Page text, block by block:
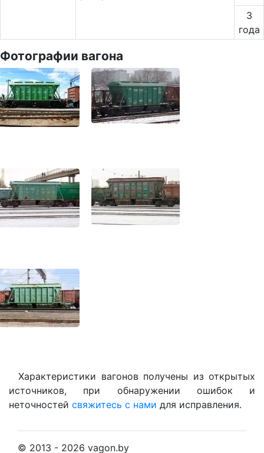
3
года
Фотографии вагона
Характеристики вагонов получены из открытых
источников, при обнаружении ошибок и
неточностей свяжитесь с нами для исправления.
© 2013 - 2026 vagon.by